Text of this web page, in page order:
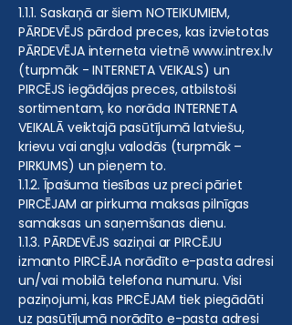
1.1.1. Saskaņā ar šiem NOTEIKUMIEM,
PĀRDEVĒJS pārdod preces, kas izvietotas
PĀRDEVĒJA interneta vietnēwww.intrex.lv
(turpmāk - INTERNETA VEIKALS) un
PIRCĒJS iegādājas preces, atbilstoši
sortimentam, ko norāda INTERNETA
VEIKALĀ veiktajā pasūtījumā latviešu,
krievu vai angļu valodās (turpmāk –
PIRKUMS) un pieņem to.
1.1.2. Īpašuma tiesības uz preci pāriet
PIRCĒJAM ar pirkuma maksas pilnīgas
samaksas un saņemšanas dienu.
1.1.3. PĀRDEVĒJS saziņai ar PIRCĒJU
izmanto PIRCĒJA norādīto e-pasta adresi
un/vai mobilā telefona numuru. Visi
paziņojumi, kas PIRCĒJAM tiek piegādāti
uz pasūtījumā norādīto e-pasta adresi